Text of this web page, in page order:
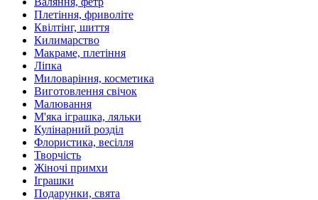
Плетіння, фриволіте
Квілтінг, шиття
Килимарство
Макраме, плетіння
Ліпка
Миловаріння, косметика
Виготовлення свічок
Малювання
М'яка іграшка, ляльки
Кулінарний розділ
Флористика, весілля
Творчість
Жіночі примхи
Іграшки
Подарунки, свята